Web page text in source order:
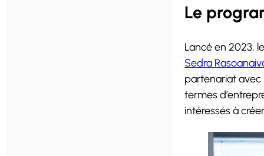
Le
Lancé en 2023,
Sedra
partenariat avec
termes
intéressés à